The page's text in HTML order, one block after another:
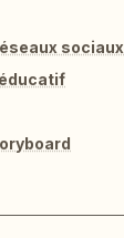
sociaux